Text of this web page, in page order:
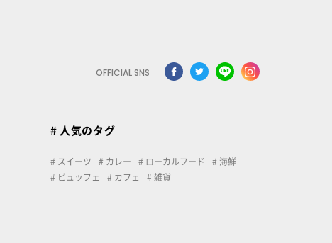
OFFICIAL SNS
# 人気のタグ
スイーツ カレー ローカルフード
海鮮
ビュッフェ
カフェ 雑貨